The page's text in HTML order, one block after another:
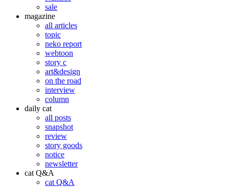
sale
magazine
all articles
topic
neko report
webtoon
story c
art&design
on the road
interview
column
daily cat
all posts
snapshot
review
story goods
notice
newsletter
cat Q&A
cat Q&A